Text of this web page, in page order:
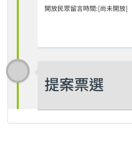
開放民眾留言時間:[尚未開放]
提案票選